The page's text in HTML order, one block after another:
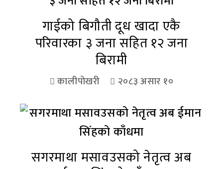
गाईको बिगौती दूध खादा एकै
परिवारका ३ जना सहित १२ जना
बिरामी
कालीपोखरी २०८३ असार १०
सगरमाथा मसावउसको नेतृत्व अब